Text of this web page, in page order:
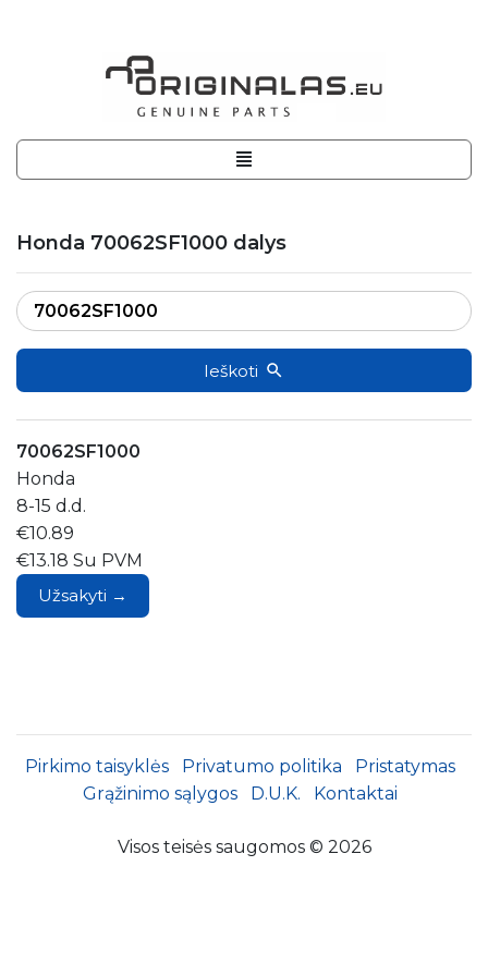
Honda 70062SF1000 dalys
Ieškoti
70062SF1000
Honda
8-15 d.d.
€10.89
€13.18 Su PVM
Užsakyti →
Pirkimo taisyklės Privatumo politika
Pristatymas
Grąžinimo sąlygos
D.U.K. Kontaktai
Visos teisės saugomos © 2026